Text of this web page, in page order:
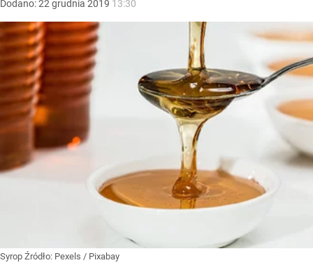
Dodano:22 grudnia 2019 13:30
Syrop Źródło: Pexels / Pixabay